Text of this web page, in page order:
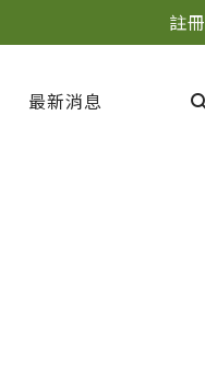
註冊
最新消息